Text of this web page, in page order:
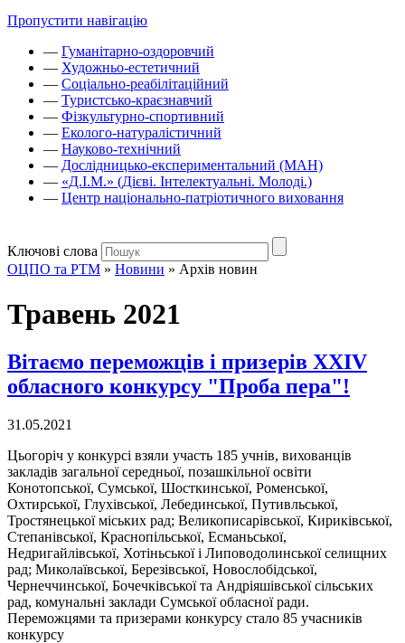
Пропустити навігацію
— Гуманітарно-оздоровчий
— Художньо-естетичний
— Соціально-реабілітаційний
— Туристсько-краєзнавчий
— Фізкультурно-спортивний
— Еколого-натуралістичний
— Науково-технічний
— Дослідницько-експериментальний (МАН)
— «Д.І.М.» (Дієві. Інтелектуальні. Молоді.)
— Центр національно-патріотичного виховання
Ключові слова
ОЦПО та РТМ » Новини » Архів новин
Травень 2021
Вітаємо переможців і призерів ХХІV
обласного конкурсу "Проба пера"!
31.05.2021
Цьогоріч у конкурсі взяли участь 185 учнів, вихованців
закладів загальної середньої, позашкільної освіти
Конотопської, Сумської, Шосткинської, Роменської,
Охтирської, Глухівської, Лебединської, Путивльської,
Тростянецької міських рад; Великописарівської, Кириківської,
Степанівської, Краснопільської, Есманьської,
Недригайлівської, Хотіньської і Липоводолинської селищних
рад; Миколаївської, Березівської, Новослобідської,
Чернеччинської, Бочечківської та Андріяшівської сільських
рад, комунальні заклади Сумської обласної ради.
Переможцями та призерами конкурсу стало 85 учасників
конкурсу